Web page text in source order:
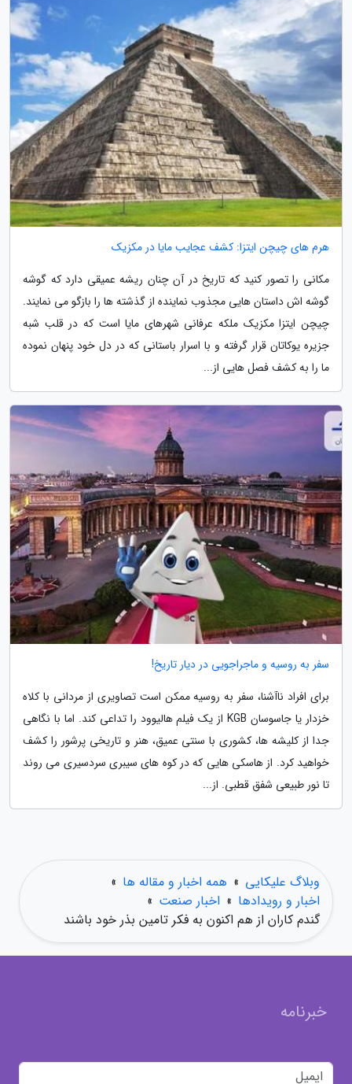
هرم های چیچن ایتزا: کشف عجایب مایا در مکزیک
مکانی را تصور کنید که تاریخ در آن چنان ریشه عمیقی دارد که گوشه
گوشه اش داستان هایی مجذوب نماینده از گذشته ها را بازگو می نمایند.
چیچن ایتزا مکزیک ملکه عرفانی شهرهای مایا است که در قلب شبه
جزیره یوکاتان قرار گرفته و با اسرار باستانی که در دل خود پنهان نموده
ما را به کشف فصل هایی از...
سفر به روسیه و ماجراجویی در دیار تاریخ!
برای افراد ناآشنا، سفر به روسیه ممکن است تصاویری از مردانی با کلاه
خزدار یا جاسوسان KGB از یک فیلم هالیوود را تداعی کند. اما با نگاهی
جدا از کلیشه ها، کشوری با سنتی عمیق، هنر و تاریخی پرشور را کشف
خواهید کرد. از هاسکی هایی که در کوه های سیبری سردسیری می روند
تا نور طبیعی شفق قطبی. از...
وبلاگ علیکایی » همه اخبار و مقاله ها »
اخبار و رویدادها » اخبار صنعت »
گندم کاران از هم اکنون به فکر تامین بذر خود باشند
خبرنامه